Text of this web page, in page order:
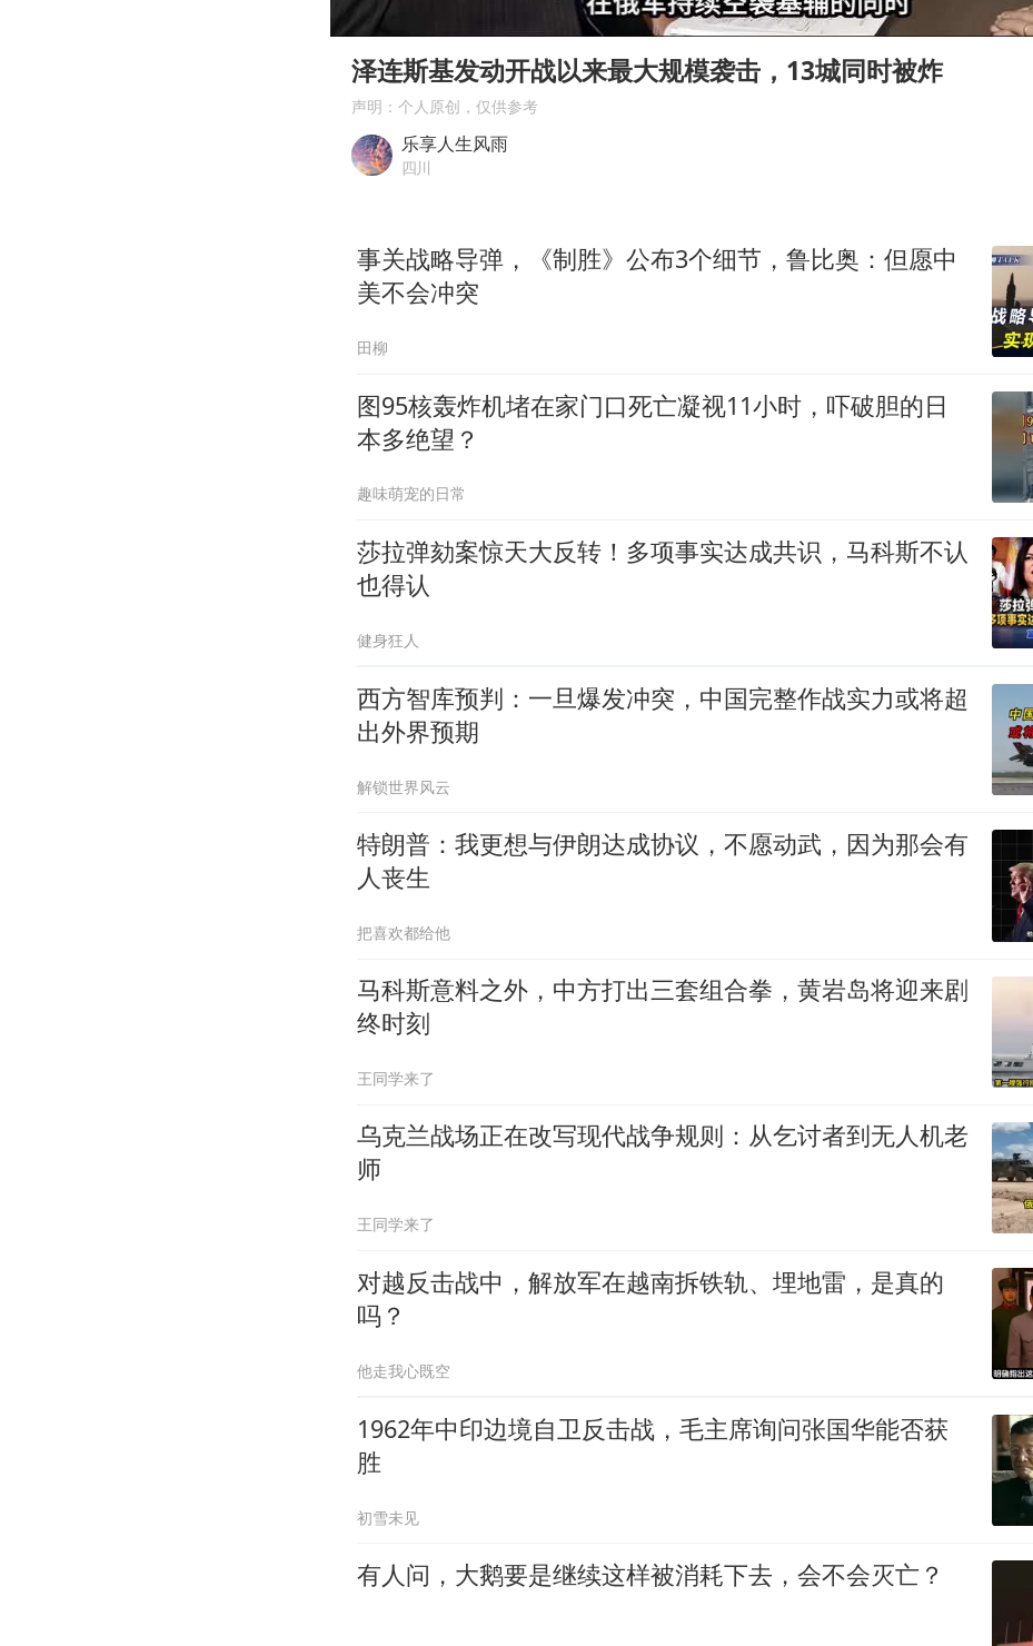
公司“上四休三”但要降薪1000元
四川宜宾市高县发生4.9级地震
70多岁父亲独自坐车到上海看望女儿
Play
00:00
泽连斯基发动开战以来最大规模袭击，13城同时被炸
声明：个人原创，仅供参考
乐享人生风雨
四川
事关战略导弹，《制胜》公布3个细节，鲁比奥：但愿中
美不会冲突
田柳
图95核轰炸机堵在家门口死亡凝视11小时，吓破胆的日
本多绝望？
趣味萌宠的日常
莎拉弹劾案惊天大反转！多项事实达成共识，马科斯不认
也得认
健身狂人
西方智库预判：一旦爆发冲突，中国完整作战实力或将超
出外界预期
解锁世界风云
特朗普：我更想与伊朗达成协议，不愿动武，因为那会有
人丧生
把喜欢都给他
马科斯意料之外，中方打出三套组合拳，黄岩岛将迎来剧
终时刻
王同学来了
乌克兰战场正在改写现代战争规则：从乞讨者到无人机老
师
王同学来了
对越反击战中，解放军在越南拆铁轨、埋地雷，是真的
吗？
他走我心既空
1962年中印边境自卫反击战，毛主席询问张国华能否获
胜
初雪未见
有人问，大鹅要是继续这样被消耗下去，会不会灭亡？